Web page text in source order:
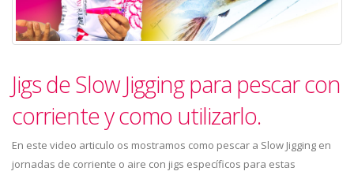
Jigs de Slow Jigging para pescar con
corriente y como utilizarlo.
En este video articulo os mostramos como pescar a Slow Jigging en
jornadas de corriente o aire con jigs específicos para estas